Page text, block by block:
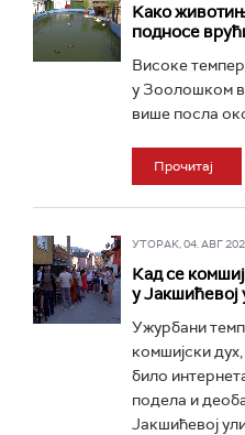
Kако
подносе
Високе
у Зоолошком
више посла
Прочитај
УТОРАК, 04. АВГ
Кад се
у Јакшићевој
Ужурбани
комшијски
било
подела и
Јакшићевој